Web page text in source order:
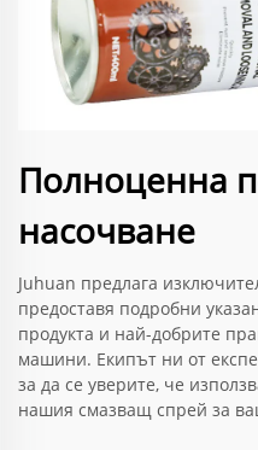
Полноценна
насочване
Juhuan предлага
предоставя подробни
продукта и най-добрите
машини. Екипът ни от
за да се уверите, че
нашия смазващ спрей за